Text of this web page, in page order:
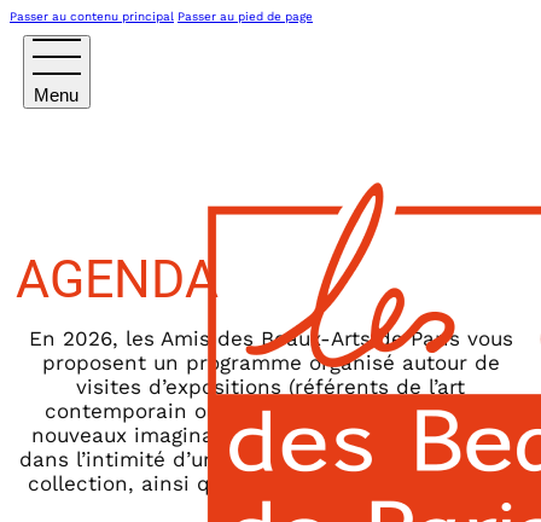
Passer au contenu principal Passer au pied de page
AGENDA
En 2026, les Amis des Beaux-Arts de Paris vous
proposent un programme organisé autour de
visites d’expositions (référents de l’art
contemporain ou historiques, émergence de
nouveaux imaginaires), rencontres, pour entrer
dans l’intimité d’une œuvre, d’un atelier ou d’une
collection, ainsi que escapades en régions ou à
l’étranger